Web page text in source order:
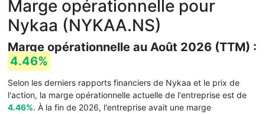
Marge opérationnelle pour
Nykaa (NYKAA.NS)
Marge opérationnelle au Août 2026 (TTM) :
4.46%
Selon les derniers rapports financiers de Nykaa et le prix de
l'action, la marge opérationnelle actuelle de l'entreprise est de
4.46%. À la fin de 2026, l'entreprise avait une marge